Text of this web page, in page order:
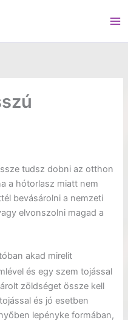
tudsz dobni az otthon
a hótorlasz miatt nem
bevásárolni a nemzeti
elvonszolni magad a
akad mirelit
és egy szem tojással
zöldséget össze kell
és jó esetben
lepényke formában,